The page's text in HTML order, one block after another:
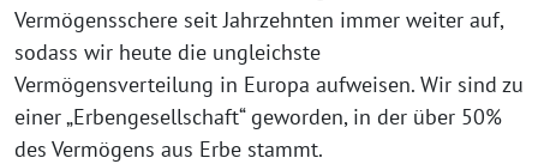
Vermögensschere seit Jahrzehnten immer weiter auf,
sodass wir heute die ungleichste
Vermögensverteilung in Europa aufweisen. Wir sind zu
einer „Erbengesellschaft“ geworden, in der über 50%
des Vermögens aus Erbe stammt.